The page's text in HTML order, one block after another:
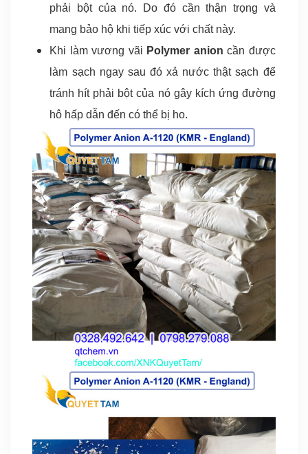
phải bột của nó. Do đó cần thận trọng và
mang bảo hộ khi tiếp xúc với chất này.
Khi làm vương vãi Polymer anion cần được
làm sạch ngay sau đó xả nước thật sạch để
tránh hít phải bột của nó gây kích ứng đường
hô hấp dẫn đến có thể bị ho.